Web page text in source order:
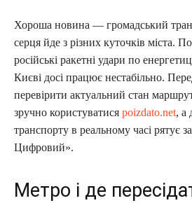
Хороша новина — громадський
серця йде з різних куточків міста.
російські ракетні удари по
Києві досі працює нестабільно.
перевірити актуальний стан
зручно користуватися poizdato.net, а
транспорту в реальному часі рятує
Цифровий».
Метро і де